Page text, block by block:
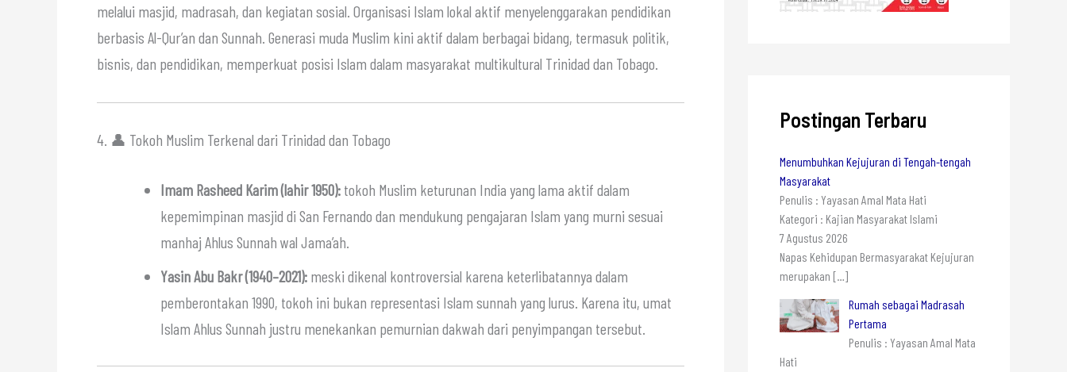
melalui masjid, madrasah, dan kegiatan sosial. Organisasi Islam lokal aktif menyelenggarakan pendidikan
berbasis Al-Qur’an dan Sunnah. Generasi muda Muslim kini aktif dalam berbagai bidang, termasuk politik,
bisnis, dan pendidikan, memperkuat posisi Islam dalam masyarakat multikultural Trinidad dan Tobago.
4. 👤 Tokoh Muslim Terkenal dari Trinidad dan Tobago
Imam Rasheed Karim (lahir 1950): tokoh Muslim keturunan India yang lama aktif dalam
kepemimpinan masjid di San Fernando dan mendukung pengajaran Islam yang murni sesuai
manhaj Ahlus Sunnah wal Jama’ah.
Yasin Abu Bakr (1940–2021): meski dikenal kontroversial karena keterlibatannya dalam
pemberontakan 1990, tokoh ini bukan representasi Islam sunnah yang lurus. Karena itu, umat
Islam Ahlus Sunnah justru menekankan pemurnian dakwah dari penyimpangan tersebut.
Postingan Terbaru
Menumbuhkan Kejujuran di Tengah-tengah
Masyarakat
Penulis : Yayasan Amal Mata Hati
Kategori : Kajian Masyarakat Islami
7 Agustus 2026
Napas Kehidupan Bermasyarakat Kejujuran
merupakan […]
Rumah sebagai Madrasah
Pertama
Penulis : Yayasan Amal Mata
Hati